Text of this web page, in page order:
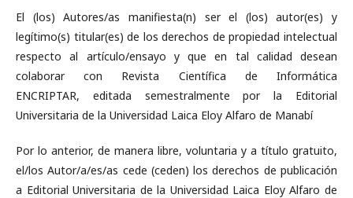
El (los) Autores/as manifiesta(n) ser el (los) autor(es) y
legítimo(s) titular(es) de los derechos de propiedad intelectual
respecto al artículo/ensayo y que en tal calidad desean
colaborar con Revista Científica de Informática
ENCRIPTAR, editada semestralmente por la Editorial
Universitaria de la Universidad Laica Eloy Alfaro de Manabí
Por lo anterior, de manera libre, voluntaria y a título gratuito,
el/los Autor/a/es/as cede (ceden) los derechos de publicación
a Editorial Universitaria de la Universidad Laica Eloy Alfaro de